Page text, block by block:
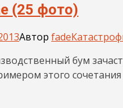
(25 фото)
Автор fade
бум
этого